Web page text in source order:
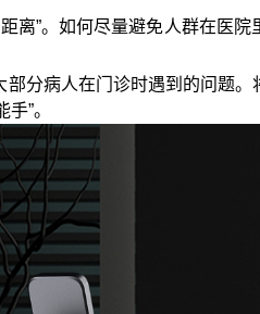
离”。如何尽量避免人群在医
分病人在门诊时遇到的问题
”。